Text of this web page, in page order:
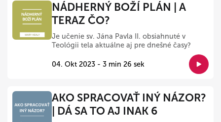
NÁDHERNÝ BOŽÍ PLÁN | A
TERAZ ČO?
Je učenie sv. Jána Pavla II. obsiahnuté v
Teológii tela aktuálne aj pre dnešné časy?
04. Okt 2023 - 3 min 26 sek
AKO SPRACOVAŤ INÝ NÁZOR?
| DÁ SA TO AJ INAK 6